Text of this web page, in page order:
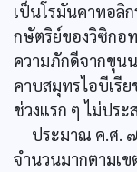
เป็นโรมันคาทอลิ
กษัตริย์ของวิซิกอ
ความภักดีจากขุน
คาบสมุทรไอบีเรี
ช่วงแรก ๆ ไม่ปร
ประมาณ ค.ศ.
จำนวนมากตามเ